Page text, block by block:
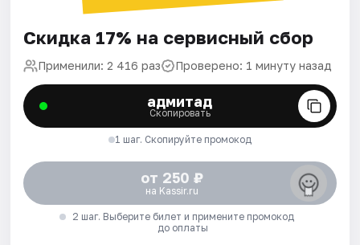
Скидка 17% на сервисный сбор
Применили: 2 416 раз Проверено: 1 минуту назад
адмитад
Скопировать
1 шаг. Скопируйте промокод
от 250 ₽
на Kassir.ru
2 шаг. Выберите билет и примените промокод
до оплаты